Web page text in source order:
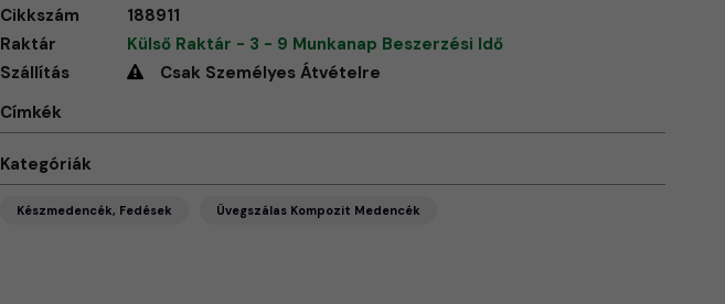
Cikkszám
188911
Raktár
Külső Raktár - 3 - 9 Munkanap Beszerzési Idő
Szállítás
Csak Személyes Átvételre
Címkék
Kategóriák
Készmedencék, Fedések Üvegszálas Kompozit Medencék